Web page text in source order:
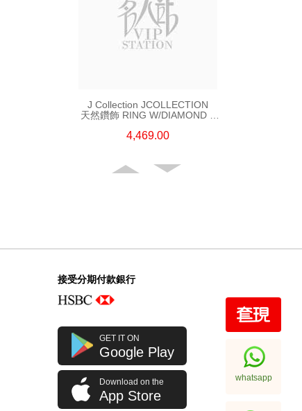
J Collection JCOLLECTION
天然鑽飾 RING W/DIAMOND 5
CT18KR 2.62 GM (EUR 55)
4,469.00
J Collection JCOLLECTION
天然鑽飾 RING W/DIAMOND 70
RDDI 0.63 CT18KW 4.45 GM
(CZ)
7,114.00
接受分期付款銀行
GET IT ON
Google Play
Download on the
App Store
whatsapp